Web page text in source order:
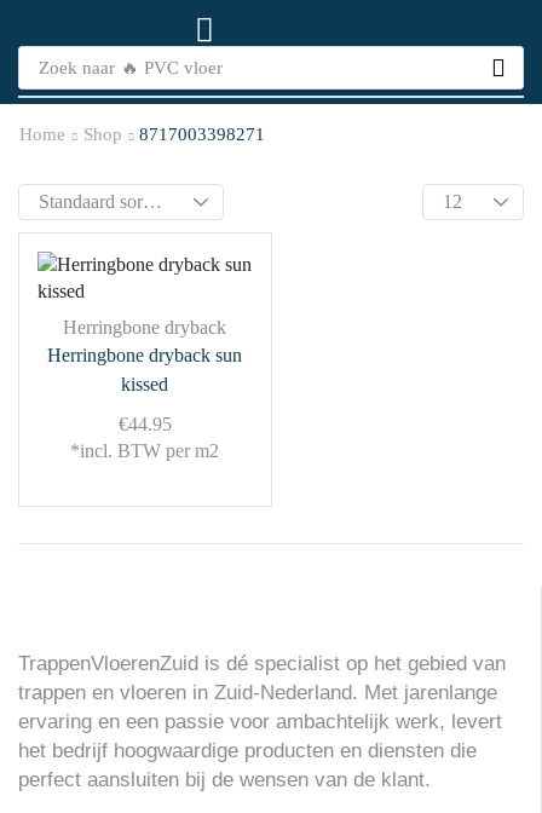
Zoek naar 🔥 PVC vloer
Home Shop 8717003398271
Herringbone dryback
Herringbone dryback sun
kissed
€44.95
*incl. BTW per m2
TrappenVloerenZuid is dé specialist op het gebied van
trappen en vloeren in Zuid-Nederland. Met jarenlange
ervaring en een passie voor ambachtelijk werk, levert
het bedrijf hoogwaardige producten en diensten die
perfect aansluiten bij de wensen van de klant.